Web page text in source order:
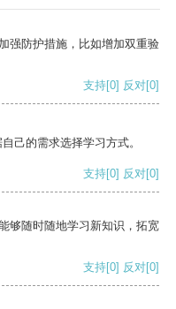
强防护措施，比如增加双重验
支持[0] 反对[0]
己的需求选择学习方式。
支持[0] 反对[0]
够随时随地学习新知识，拓宽
支持[0] 反对[0]